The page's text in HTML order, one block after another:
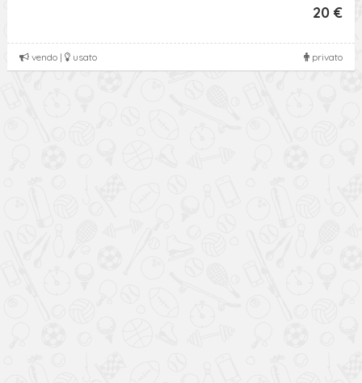
20 €
privato
vendo | usato